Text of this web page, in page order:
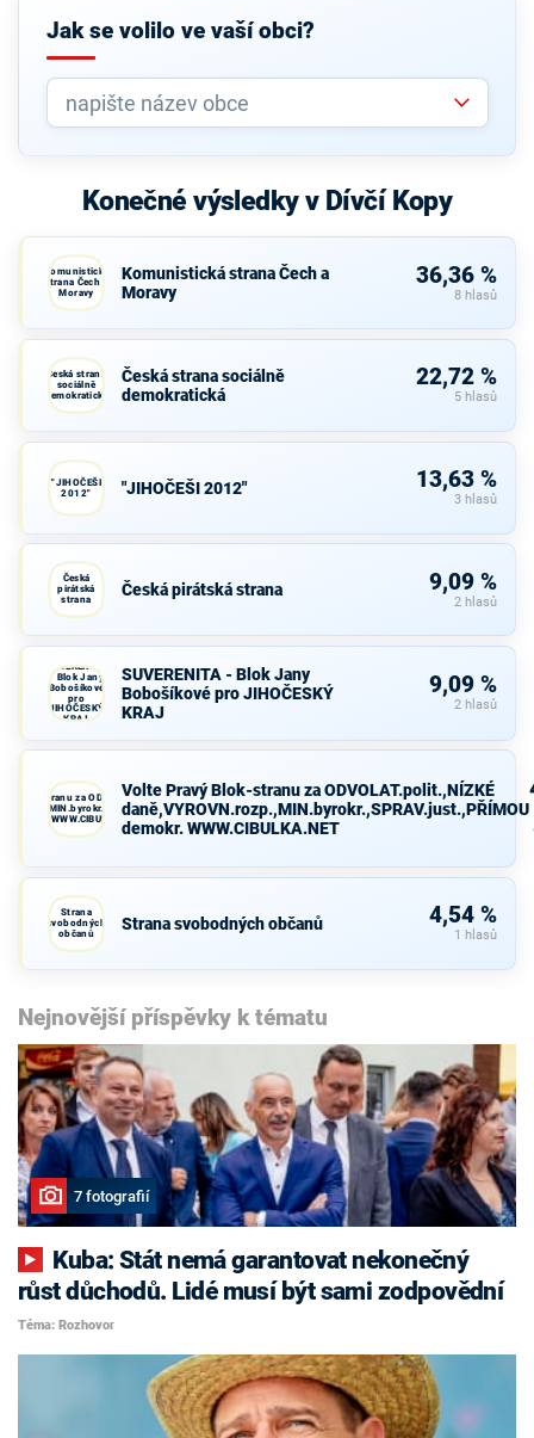
Jak se volilo ve vaší obci?
Konečné výsledky v Dívčí Kopy
Komunistická
strana Čech a
Moravy
Komunistická strana Čech a
Moravy
36,36 %
8 hlasů
Česká strana
sociálně
demokratická
Česká strana sociálně
demokratická
22,72 %
5 hlasů
"JIHOČEŠI
2012"
"JIHOČEŠI 2012" 13,63 %
3 hlasů
Česká
pirátská
strana
Česká pirátská strana 9,09 %
2 hlasů
SUVERENITA
- Blok Jany
Bobošíkové
pro
JIHOČESKÝ
KRAJ
SUVERENITA - Blok Jany
Bobošíkové pro JIHOČESKÝ
KRAJ
9,09 %
2 hlasů
Blok-stranu za ODVOLAT.polit.,NÍZKÉ
demokr. WWW.CIBULKA.NET
Volte Pravý Blok-stranu za ODVOLAT.polit.,NÍZKÉ
daně,VYROVN.rozp.,MIN.byrokr.,SPRAV.just.,PŘÍMOU
demokr. WWW.CIBULKA.NET
Strana
svobodných
občanů
Strana svobodných občanů 4,54 %
1 hlasů
Nejnovější příspěvky k tématu
7 fotografií
růst důchodů. Lidé musí být sami zodpovědní
Téma: Rozhovor